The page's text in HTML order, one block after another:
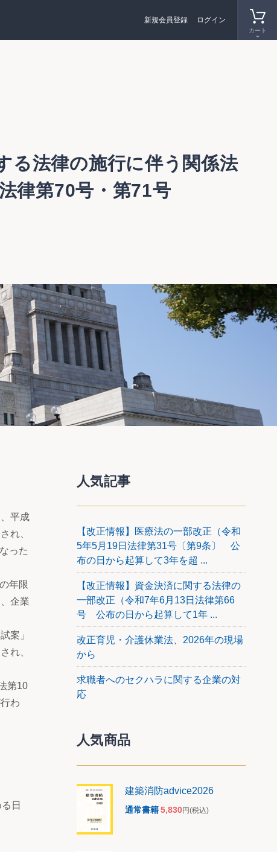
カート
新規会員登録 ログイン
る法律の施行に伴う関係法
律第70号・第71号
平成
れ、
った
年限
企業
案」
れ、
第10
わ
日
人気記事
【改正情報】医療法の一部改正（令和
5年5月19日法律第31号〔第9条〕 公
布の日から起算して3年を超 ...
【改正情報】資金決済に関する法律の
一部改正（令和7年6月13日法律第66
号 公布の日から起算して1年 ...
改正育児・介護休業法、2026年の現場
から
求職者へのセクハラに関する企業の対
応
人気商品
建築消防advice2026
通常書籍5,830円(税込)